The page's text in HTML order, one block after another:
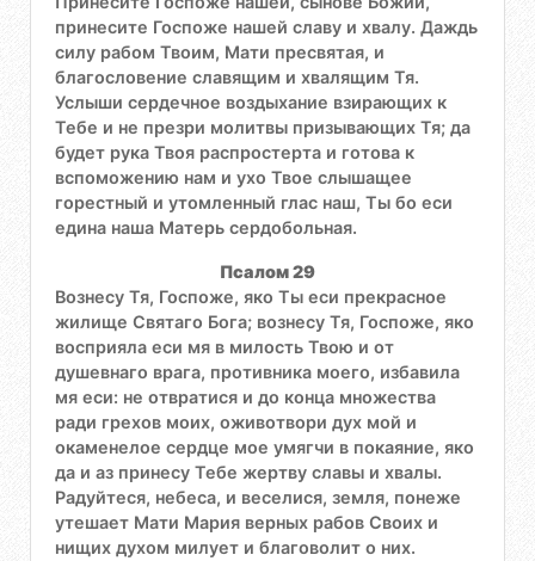
принесите Госпоже нашей славу и хвалу. Даждь
силу рабом Твоим, Мати пресвятая, и
благословение славящим и хвалящим Тя.
Услыши сердечное воздыхание взирающих к
Тебе и не презри молитвы призывающих Тя; да
будет рука Твоя распростерта и готова к
вспоможению нам и ухо Твое слышащее
горестный и утомленный глас наш, Ты бо еси
едина наша Матерь сердобольная.
Псалом 29
Вознесу Тя, Госпоже, яко Ты еси прекрасное
жилище Святаго Бога; вознесу Тя, Госпоже, яко
восприяла еси мя в милость Твою и от
душевнаго врага, противника моего, избавила
мя еси: не отвратися и до конца множества
ради грехов моих, оживотвори дух мой и
окаменелое сердце мое умягчи в покаяние, яко
да и аз принесу Тебе жертву славы и хвалы.
Радуйтеся, небеса, и веселися, земля, понеже
утешает Мати Мария верных рабов Своих и
нищих духом милует и благоволит о них.